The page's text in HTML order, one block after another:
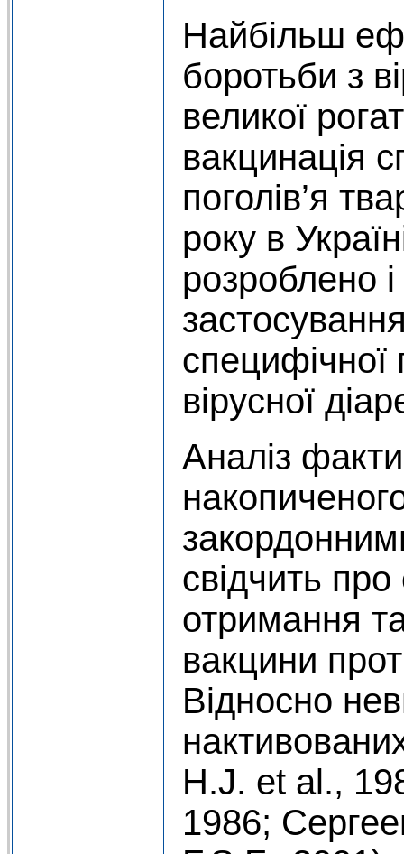
Найбільш
боротьби з
великої
вакцинація
поголів’я
року в
розроблено
специфічної
вірусної
Аналіз
свідчить про
отримання
вакцини
Відносно
H.J. et al.,
1986;